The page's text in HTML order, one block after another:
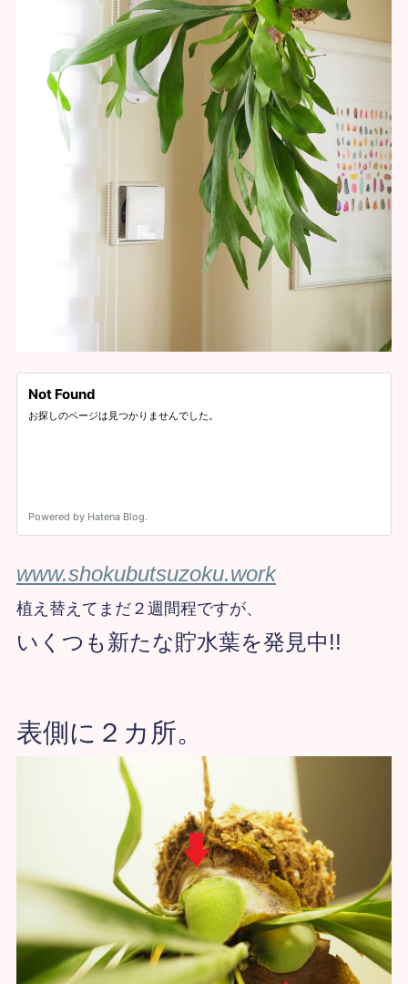
www.shokubutsuzoku.work
植え替えてまだ２週間程ですが、
いくつも新たな貯水葉を発見中!!
表側に２カ所。